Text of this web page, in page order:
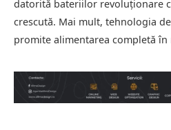
datorită bateriilor revoluționare
crescută. Mai mult, tehnologia
promite alimentarea completă